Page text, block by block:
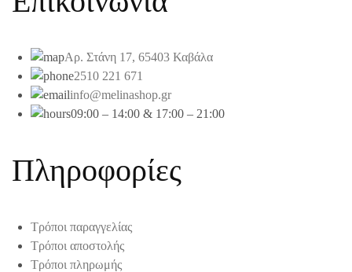
Αρ. Στάνη 17, 65403 Καβάλα
2510 221 671
info@melinashop.gr
09:00 – 14:00 & 17:00 – 21:00
Πληροφορίες
Τρόποι παραγγελίας
Τρόποι αποστολής
Τρόποι πληρωμής